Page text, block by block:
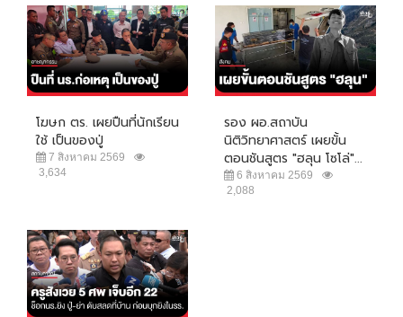
โฆษก ตร. เผยปืนที่นักเรียน
ใช้ เป็นของปู่
7 สิงหาคม 2569
3,634
รอง ผอ.สถาบัน
นิติวิทยาศาสตร์ เผยขั้น
ตอนชันสูตร "ฮลุน โซโล่"...
6 สิงหาคม 2569
2,088